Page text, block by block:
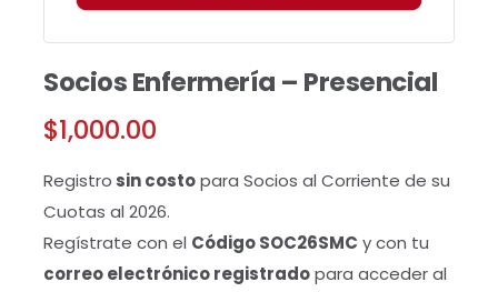
Socios Enfermería – Presencial
$1,000.00
Registro sin costopara Socios al Corriente de su
Cuotas al 2026.
Regístrate con el Código SOC26SMC y con tu
correo electrónico registradopara acceder al